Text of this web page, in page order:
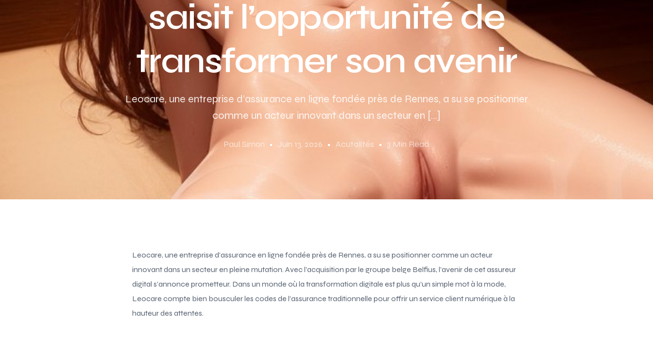
Assurance auto Toulouse
Assurance auto Lyon
Assurance auto Marseille
saisit l’opportunité de
transformer son avenir
Leocare, une entreprise d’assurance en ligne fondée près de Rennes, a su se positionner
comme un acteur innovant dans un secteur en […]
Paul Simon Juin 13, 2026 Acutalités 3 Min Read
Leocare, une entreprise d’assurance en ligne fondée près de Rennes, a su se positionner comme un acteur
innovant dans un secteur en pleine mutation. Avec l’acquisition par le groupe belge Belfius, l’avenir de cet assureur
digital s’annonce prometteur. Dans un monde où la transformation digitale est plus qu’un simple mot à la mode,
Leocare compte bien bousculer les codes de l’assurance traditionnelle pour offrir un service client numérique à la
hauteur des attentes.